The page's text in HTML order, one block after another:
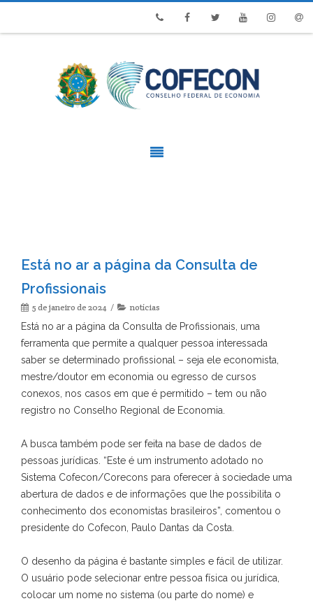
Está no ar a página da Consulta de
Profissionais
5 de janeiro de 2024 notícias
Está no ar a página da Consulta de Profissionais, uma
ferramenta que permite a qualquer pessoa interessada
saber se determinado profissional – seja ele economista,
mestre/doutor em economia ou egresso de cursos
conexos, nos casos em que é permitido – tem ou não
registro no Conselho Regional de Economia.
A busca também pode ser feita na base de dados de
pessoas jurídicas. “Este é um instrumento adotado no
Sistema Cofecon/Corecons para oferecer à sociedade uma
abertura de dados e de informações que lhe possibilita o
conhecimento dos economistas brasileiros”, comentou o
presidente do Cofecon, Paulo Dantas da Costa.
O desenho da página é bastante simples e fácil de utilizar.
O usuário pode selecionar entre pessoa física ou jurídica,
colocar um nome no sistema (ou parte do nome) e